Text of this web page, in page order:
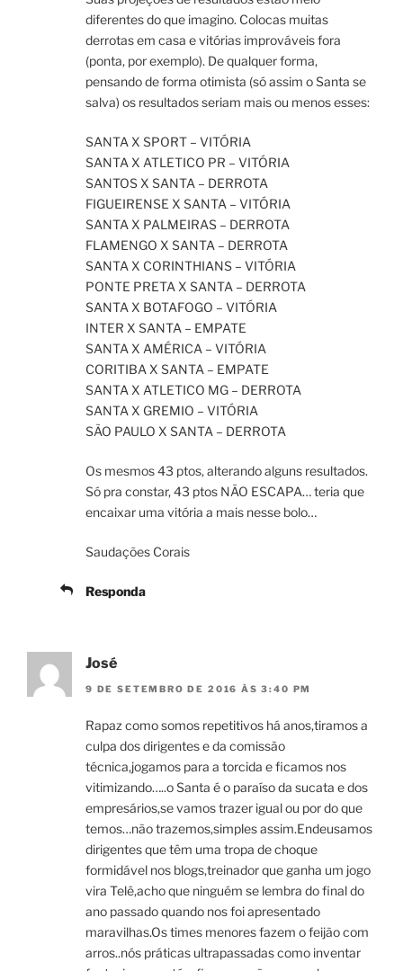
diferentes do que imagino. Colocas muitas
derrotas em casa e vitórias improváveis fora
(ponta, por exemplo). De qualquer forma,
pensando de forma otimista (só assim o Santa se
salva) os resultados seriam mais ou menos esses:
SANTA X SPORT – VITÓRIA
SANTA X ATLETICO PR – VITÓRIA
SANTOS X SANTA – DERROTA
FIGUEIRENSE X SANTA – VITÓRIA
SANTA X PALMEIRAS – DERROTA
FLAMENGO X SANTA – DERROTA
SANTA X CORINTHIANS – VITÓRIA
PONTE PRETA X SANTA – DERROTA
SANTA X BOTAFOGO – VITÓRIA
INTER X SANTA – EMPATE
SANTA X AMÉRICA – VITÓRIA
CORITIBA X SANTA – EMPATE
SANTA X ATLETICO MG – DERROTA
SANTA X GREMIO – VITÓRIA
SÃO PAULO X SANTA – DERROTA
Os mesmos 43 ptos, alterando alguns resultados.
Só pra constar, 43 ptos NÃO ESCAPA… teria que
encaixar uma vitória a mais nesse bolo…
Saudações Corais
Responda
José
9 DE SETEMBRO DE 2016 ÀS 3:40 PM
Rapaz como somos repetitivos há anos,tiramos a
culpa dos dirigentes e da comissão
técnica,jogamos para a torcida e ficamos nos
vitimizando…..o Santa é o paraíso da sucata e dos
empresários,se vamos trazer igual ou por do que
temos…não trazemos,simples assim.Endeusamos
dirigentes que têm uma tropa de choque
formidável nos blogs,treinador que ganha um jogo
vira Telê,acho que ninguém se lembra do final do
ano passado quando nos foi apresentado
maravilhas.Os times menores fazem o feijão com
arros..nós práticas ultrapassadas como inventar